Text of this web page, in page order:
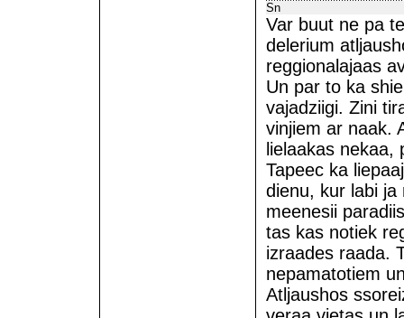
Sn
Var buut ne pa
delerium
reggionalajaas
Un par to ka
vajadziigi. Zini
vinjiem ar naak.
lielaakas
Tapeec ka
dienu, kur labi ja
meenesii
tas kas notiek
izraades raada.
nepamatotiem
Atljaushos